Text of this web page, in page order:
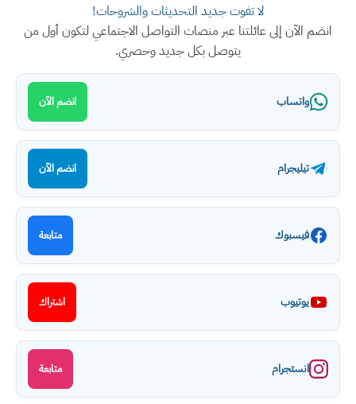
لا تفوت جديد التحديثات والشروحات!
انضم الآن إلى عائلتنا عبر منصات التواصل الاجتماعي لتكون أول من
يتوصل بكل جديد وحصري.
واتساب انضم الآن
تيليجرام انضم الآن
فيسبوك متابعة
يوتيوب اشتراك
انستجرام متابعة